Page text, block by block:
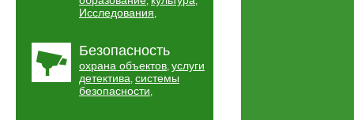
Исследования,
Безопасность
охрана объектов, услуги
детектива, системы
безопасности,